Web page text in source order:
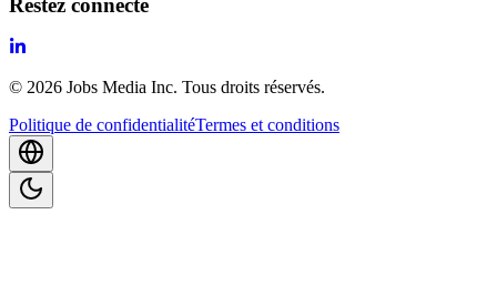
© 2026 Jobs Media Inc. Tous droits réservés.
Politique de confidentialitéTermes et conditions